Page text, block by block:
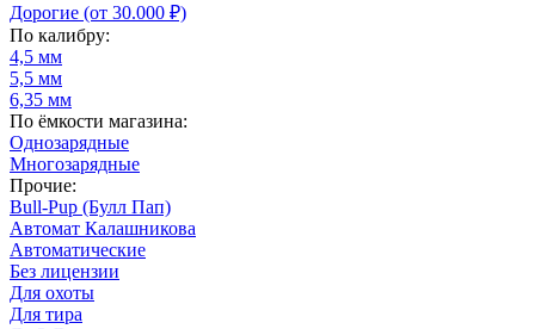
Дорогие (от 30.000 ₽)
По калибру:
4,5 мм
5,5 мм
6,35 мм
По ёмкости магазина:
Однозарядные
Многозарядные
Прочие:
Bull-Pup (Булл Пап)
Автомат Калашникова
Автоматические
Без лицензии
Для охоты
Для тира